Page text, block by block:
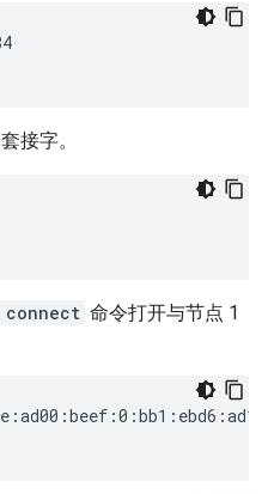
接字。
connect 命令打开与节点 1